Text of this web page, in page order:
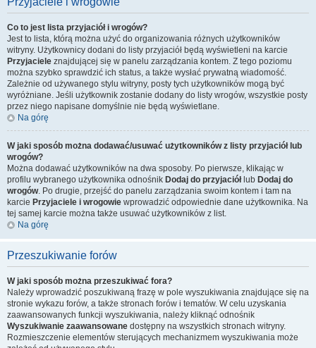
Co to jest lista przyjaciół i wrogów?
Jest to lista, którą można użyć do organizowania różnych użytkowników
witryny. Użytkownicy dodani do listy przyjaciół będą wyświetleni na karcie
Przyjaciele znajdującej się w panelu zarządzania kontem. Z tego poziomu
można szybko sprawdzić ich status, a także wysłać prywatną wiadomość.
Zależnie od używanego stylu witryny, posty tych użytkowników mogą być
wyróżniane. Jeśli użytkownik zostanie dodany do listy wrogów, wszystkie posty
przez niego napisane domyślnie nie będą wyświetlane.
Na górę
W jaki sposób można dodawać/usuwać użytkowników z listy przyjaciół lub
wrogów?
Można dodawać użytkowników na dwa sposoby. Po pierwsze, klikając w
profilu wybranego użytkownika odnośnik Dodaj do przyjaciółlub Dodaj do
wrogów. Po drugie, przejść do panelu zarządzania swoim kontem i tam na
karcie Przyjaciele i wrogowie wprowadzić odpowiednie dane użytkownika. Na
tej samej karcie można także usuwać użytkowników z list.
Na górę
Przeszukiwanie forów
W jaki sposób można przeszukiwać fora?
Należy wprowadzić poszukiwaną frazę w pole wyszukiwania znajdujące się na
stronie wykazu forów, a także stronach forów i tematów. W celu uzyskania
zaawansowanych funkcji wyszukiwania, należy kliknąć odnośnik
Wyszukiwanie zaawansowane dostępny na wszystkich stronach witryny.
Rozmieszczenie elementów sterujących mechanizmem wyszukiwania może